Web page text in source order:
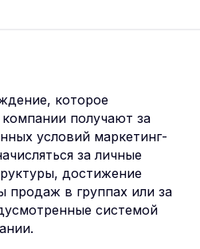
которое
получают за
условий маркетинг-
за личные
достижение
продаж в группах или за
системой